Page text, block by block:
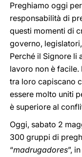
Preghiamo oggi
responsabilità di
questi momenti di
governo,
Perché il Signore li
lavoro non è
tra loro capiscano
essere molto uniti
è superiore al
Oggi, sabato 2
300 gruppi di
“madrugadores”,